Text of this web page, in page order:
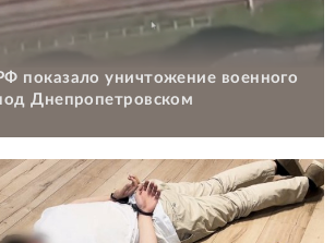
показало уничтожение военного
Днепропетровском